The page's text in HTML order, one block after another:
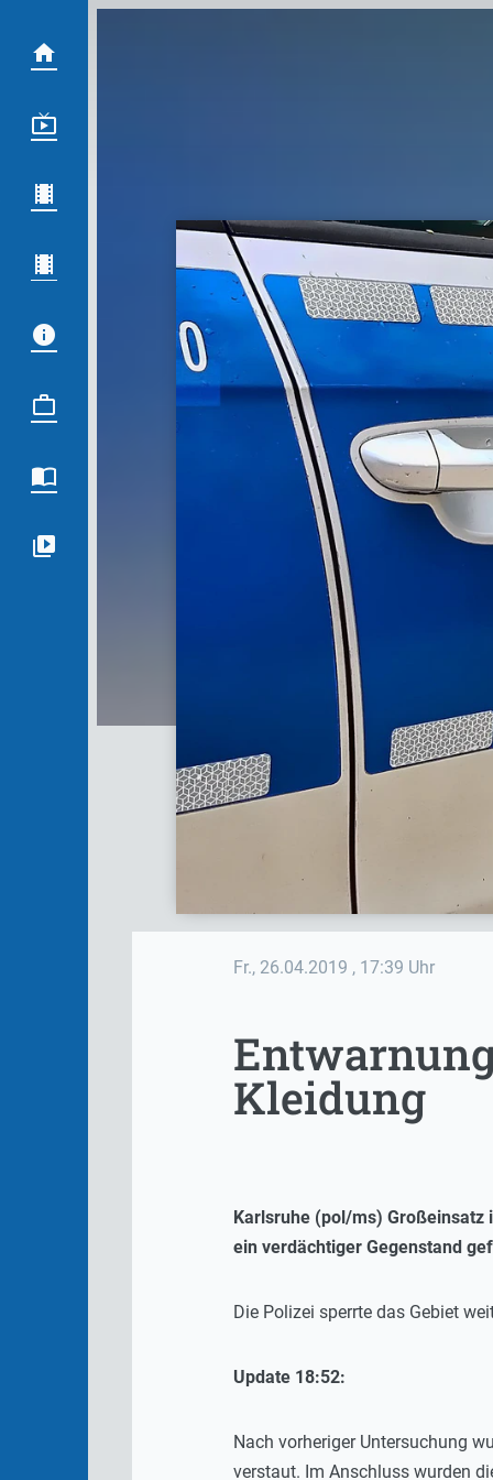
Fr., 26.04.2019 , 17:39 Uhr
Kleidung
Karlsruhe (pol/ms) Großeinsatz
ein verdächtiger Gegenstand
Die Polizei sperrte das Gebiet
Update 18:52:
Nach vorheriger Untersuchung
verstaut. Im Anschluss wurden